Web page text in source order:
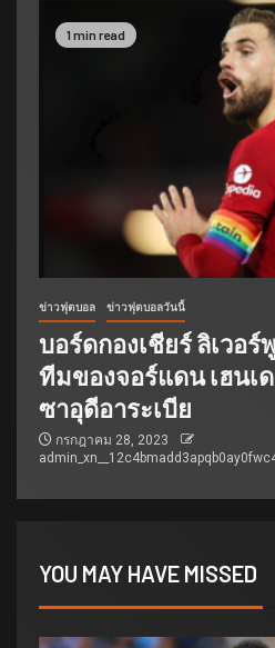
1 min read
ข่าวฟุตบอล ข่าวฟุตบอลวันนี้
บอร์ดกองเชียร์ ลิเวอ
ทีมของจอร์แดน เฮนเ
ซาอุดีอาระเบีย
กรกฎาคม 28, 2023
YOU MAY HAVE MISSED